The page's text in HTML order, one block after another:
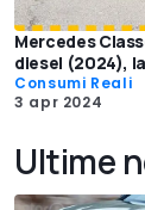
Mercedes
diesel (2024),
Consumi Reali
3 apr 2024
Ultime